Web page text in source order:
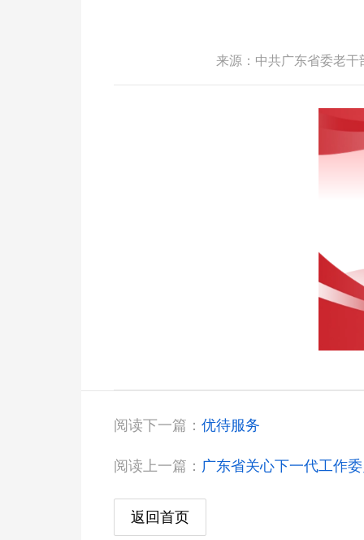
来源：中共广东省委老干
阅读下一篇： 优待服务
阅读上一篇： 广东省关心下一代工作
返回首页